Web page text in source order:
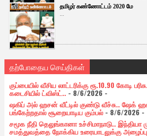
தமிழர் கண்ணோட்டம் 2020 மே
...
தற்போதைய செய்திகள்
குப்பையில் வீசிய லாட்டரிக்கு ரூ.10.90 கோடி
கடைசியில் ட்விஸ்ட்..- 8/6/2026 -
ஷகிப் அல் ஹசன் வீட்டில் குண்டு வீச்சு.. ஷேக்
பங்கேற்றதால் சூறையாடிய கும்பல்- 8/6/2026-
சமூக நீதி தெலுங்கானா உச்சிமாநாடு.. இந்தியா
சமத்துவத்தை நோக்கிய உரையாடலுக்கு